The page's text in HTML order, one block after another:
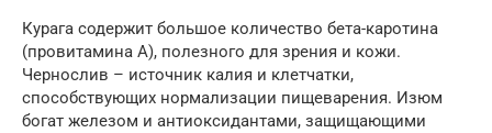
Курага содержит большое количество бета-каротина
(провитамина А), полезного для зрения и кожи.
Чернослив – источник калия и клетчатки,
способствующих нормализации пищеварения. Изюм
богат железом и антиоксидантами, защищающими